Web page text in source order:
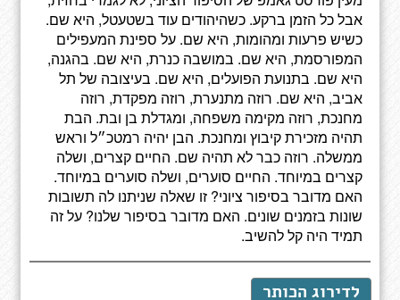
אבל כל הזמן ברקע. כשהיהודים עוד בשטעטל, היא שם.
כשיש פרעות ומהומות, היא שם. על ספינת המעפילים
המפורסמת, היא שם. במושבה כנרת, היא שם. בהגנה,
היא שם. בתנועת הפועלים, היא שם. בעיצובה של תל
אביב, היא שם. רוזה מתנערת, רוזה מפקדת, רוזה
מחנכת, רוזה מקימה משפחה, ומגדלת בן ובת. הבת
תהיה מזכירת קיבוץ ומחנכת. הבן יהיה רמטכ״ל וראש
ממשלה. רוזה כבר לא תהיה שם. החיים קצרים, ושלה
קצרים במיוחד. החיים סוערים, ושלה סוערים במיוחד.
האם מדובר בסיפור ציוני? זו שאלה שניתנו לה תשובות
שונות בזמנים שונים. האם מדובר בסיפור שלנו? על זה
תמיד היה קל להשיב.
לדירוג הכותר